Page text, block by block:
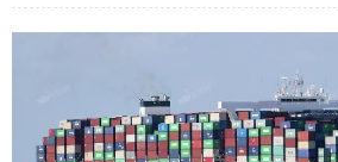
专线是一种高效、快捷、安全的国际快递服务